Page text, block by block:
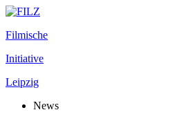
Filmische
Initiative
Leipzig
News